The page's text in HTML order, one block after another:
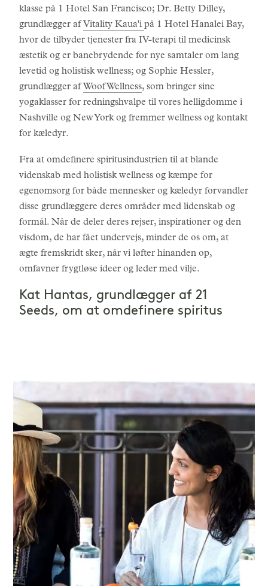
klasse på 1 Hotel San Francisco; Dr. Betty Dilley,
grundlægger af Vitality Kaua'i på 1 Hotel Hanalei Bay,
hvor de tilbyder tjenester fra IV-terapi til medicinsk
æstetik og er banebrydende for nye samtaler om lang
levetid og holistisk wellness; og Sophie Hessler,
grundlægger af Woof Wellness, som bringer sine
yogaklasser for redningshvalpe til vores helligdomme i
Nashville og New York og fremmer wellness og kontakt
for kæledyr.
Fra at omdefinere spiritusindustrien til at blande
videnskab med holistisk wellness og kæmpe for
egenomsorg for både mennesker og kæledyr forvandler
disse grundlæggere deres områder med lidenskab og
formål. Når de deler deres rejser, inspirationer og den
visdom, de har fået undervejs, minder de os om, at
ægte fremskridt sker, når vi løfter hinanden op,
omfavner frygtløse ideer og leder med vilje.
Kat Hantas, grundlægger af 21
Seeds, om at omdefinere spiritus